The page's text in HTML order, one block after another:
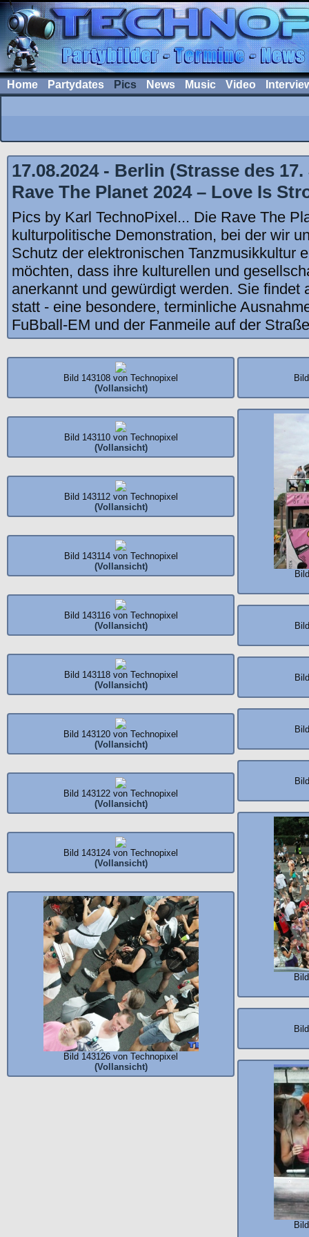
Home Partydates Pics News Music Video
17.08.2024 - Berlin (Strasse des
Rave The Planet 2024 – Love Is
Pics by Karl TechnoPixel... Die Rave The
kulturpolitische Demonstration, bei der wir
Schutz der elektronischen Tanzmusikkultur
möchten, dass ihre kulturellen und
anerkannt und gewürdigt werden. Sie findet
statt - eine besondere, terminliche
FuBball-EM und der Fanmeile auf der
Bild 143108 von Technopixel
(Vollansicht)
Bild 143110 von Technopixel
(Vollansicht)
Bild 143112 von Technopixel
(Vollansicht)
Bild 143114 von Technopixel
(Vollansicht)
Bild 143116 von Technopixel
(Vollansicht)
Bild 143118 von Technopixel
(Vollansicht)
Bild 143120 von Technopixel
(Vollansicht)
Bild 143122 von Technopixel
(Vollansicht)
Bild 143124 von Technopixel
(Vollansicht)
Bild 143126 von Technopixel
(Vollansicht)